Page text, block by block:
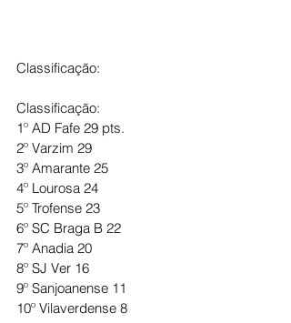
Classificação:
Classificação:
1º AD Fafe 29 pts.
2º Varzim 29
3º Amarante 25
4º Lourosa 24
5º Trofense 23
6º SC Braga B 22
7º Anadia 20
8º SJ Ver 16
9º Sanjoanense 11
10º Vilaverdense 8